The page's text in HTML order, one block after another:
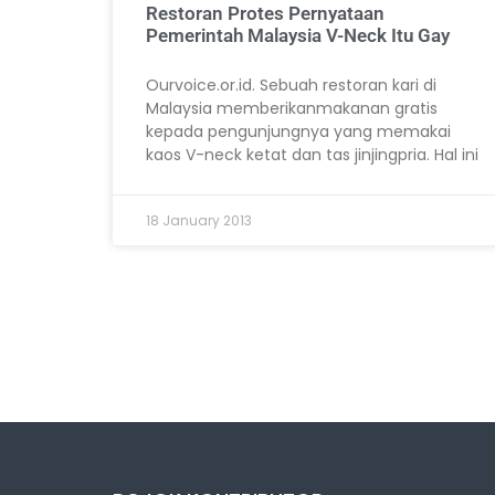
Restoran Protes Pernyataan
Pemerintah Malaysia V-Neck Itu Gay
Ourvoice.or.id. Sebuah restoran kari di
Malaysia memberikanmakanan gratis
kepada pengunjungnya yang memakai
kaos V-neck ketat dan tas jinjingpria. Hal ini
18 January 2013